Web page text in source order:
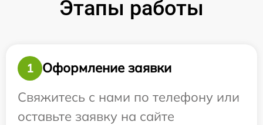
Этапы работы
1
Оформление заявки
Свяжитесь с нами по телефону или
оставьте заявку на сайте